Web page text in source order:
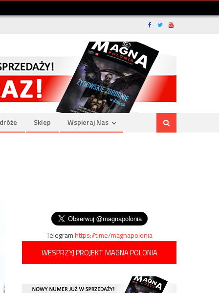
Sklep Wspieraj Nas
Telegramhttps://t.me/magnapolonia
WESPRZYJ PROJEKT MAGNA POLONIA